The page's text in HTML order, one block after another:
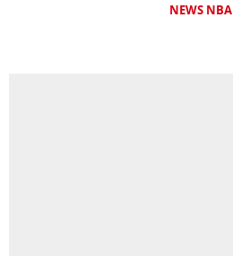
NEWS NBA